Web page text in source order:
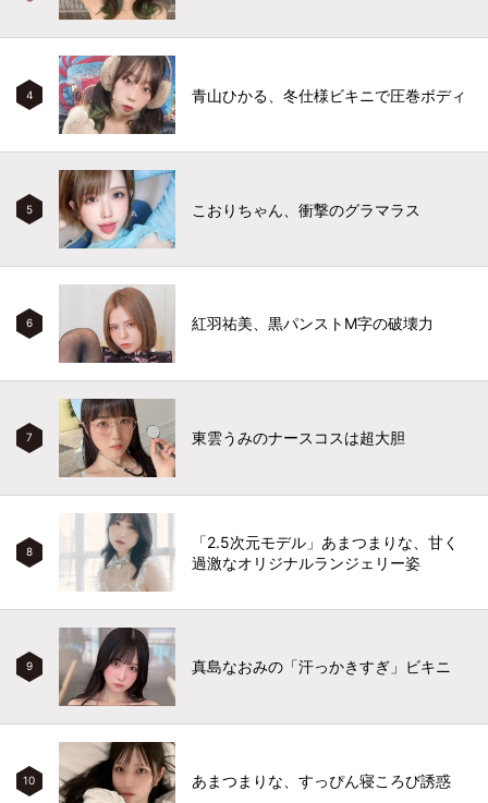
4 青山ひかる、冬仕様ビキニで圧巻ボディ
5 こおりちゃん、衝撃のグラマラス
6 紅羽祐美、黒パンストM字の破壊力
7 東雲うみのナースコスは超大胆
8
「2.5次元モデル」あまつまりな、甘く
過激なオリジナルランジェリー姿
9 真島なおみの「汗っかきすぎ」ビキニ
10 あまつまりな、すっぴん寝ころび誘惑